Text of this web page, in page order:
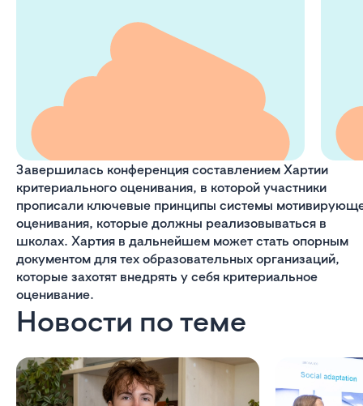
Завершилась конференция составлением Хартии
критериального оценивания, в которой участники
прописали ключевые принципы системы
оценивания, которые должны реализовываться в
школах. Хартия в дальнейшем может стать опорным
документом для тех образовательных организаций,
которые захотят внедрять у себя критериальное
оценивание.
Новости по теме